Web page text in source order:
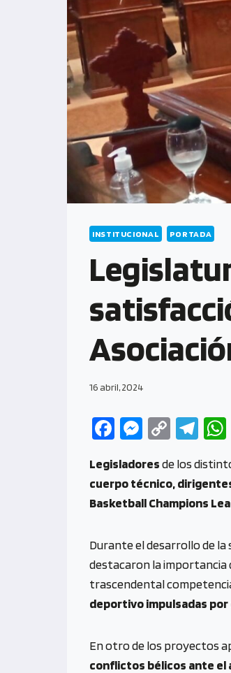
INSTITUCIONAL PORTADA
16 abril, 2024
Fa
b
o
k
M
se
n
er
C
py
Li
n
k
Te
gr
a
Legisladoresde los
cuerpo técnico,
Basketball Champions
Durante el desarrollo de
destacaron la importancia
trascendental
deportivo impulsadas por
En otro de los proyectos
conflictos bélicos ante el